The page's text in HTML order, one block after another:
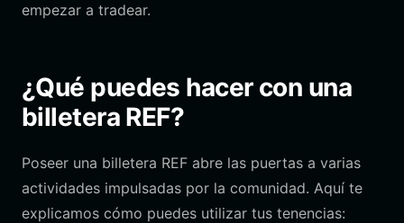
empezar a tradear.
¿Qué puedes hacer con una
billetera REF?
Poseer una billetera REF abre las puertas a varias
actividades impulsadas por la comunidad. Aquí te
explicamos cómo puedes utilizar tus tenencias: